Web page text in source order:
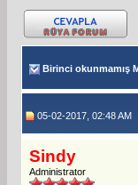
Birinci okunmamış
05-02-2017, 02:48 AM
Sindy
Administrator